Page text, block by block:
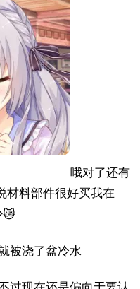
哦对了还有
材料部件很好买我在
😿
被浇了盆冷水